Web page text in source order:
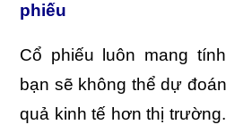
phiếu
Cổ phiếu luôn mang
bạn sẽ không thể dự
quả kinh tế hơn thị